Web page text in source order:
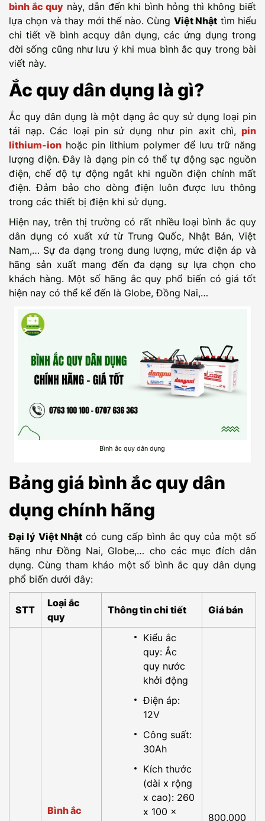
bình ắc quynày, dẫn đến khi bình hỏng thì không biết
lựa chọn và thay mới thế nào. Cùng Việt Nhật tìm hiểu
chi tiết về bình acquy dân dụng, các ứng dụng trong
đời sống cũng như lưu ý khi mua bình ắc quy trong bài
viết này.
Ắc quy dân dụng là gì?
Ắc quy dân dụng là một dạng ắc quy sử dụng loại pin
tái nạp. Các loại pin sử dụng như pin axit chì, pin
lithium-ion hoặc pin lithium polymer để lưu trữ năng
lượng điện. Đây là dạng pin có thể tự động sạc nguồn
điện, chế độ tự động ngắt khi nguồn điện chính mất
điện. Đảm bảo cho dòng điện luôn được lưu thông
trong các thiết bị điện khi sử dụng.
Hiện nay, trên thị trường có rất nhiều loại bình ắc quy
dân dụng có xuất xứ từ Trung Quốc, Nhật Bản, Việt
Nam,… Sự đa dạng trong dung lượng, mức điện áp và
hãng sản xuất mang đến đa dạng sự lựa chọn cho
khách hàng. Một số hãng ắc quy phổ biến có giá tốt
hiện nay có thể kể đến là Globe, Đồng Nai,…
Bình ắc quy dân dụng
Bảng giá bình ắc quy dân
dụng chính hãng
Đại lý Việt Nhật có cung cấp bình ắc quy của một số
hãng như Đồng Nai, Globe,… cho các mục đích dân
dụng. Cùng tham khảo một số bình ắc quy dân dụng
phổ biến dưới đây:
STT
Loại ắc
quy
Thông tin chi tiết Giá bán
Bình ắc
Kiểu ắc
quy: Ắc
quy nước
khởi động
Điện áp:
12V
Công suất:
30Ah
Kích thước
(dài x rộng
x cao): 260
x 100 x
800,000